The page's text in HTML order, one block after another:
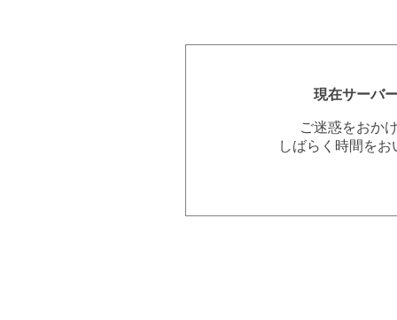
現在サーバ
ご迷惑をおか
しばらく時間を